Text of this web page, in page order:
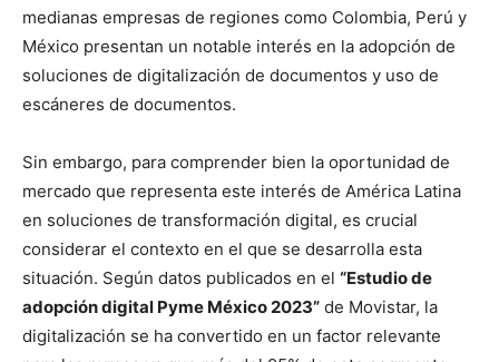
medianas empresas de regiones como Colombia, Perú y
México presentan un notable interés en la adopción de
soluciones de digitalización de documentos y uso de
escáneres de documentos.
Sin embargo, para comprender bien la oportunidad de
mercado que representa este interés de América Latina
en soluciones de transformación digital, es crucial
considerar el contexto en el que se desarrolla esta
situación. Según datos publicados en el “Estudio de
adopción digital Pyme México 2023” de Movistar, la
digitalización se ha convertido en un factor relevante